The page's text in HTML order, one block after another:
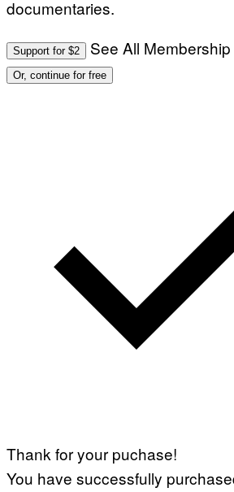
documentaries.
Support for $2 See All
Or, continue for free
Thank for your puchase!
You have successfully